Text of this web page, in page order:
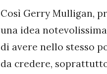
Così Gerry Mulligan,
una idea
di avere nello stesso
da credere,